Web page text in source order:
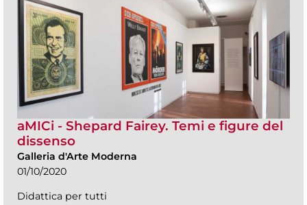
aMICi - Shepard Fairey. Temi e figure del
dissenso
Galleria d'Arte Moderna
01/10/2020
Didattica per tutti